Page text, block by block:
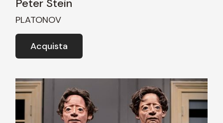
Peter Stein
PLATONOV
Acquista